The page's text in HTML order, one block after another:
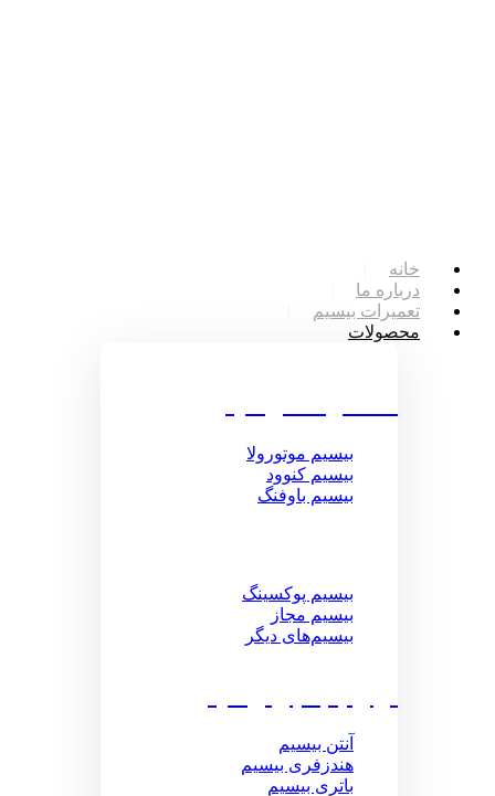
خانه
درباره ما
تعمیرات بیسیم
محصولات
بیسیم موتورولا
بیسیم کنوود
بیسیم باوفنگ
بیسیم پوکسینگ
بیسیم مجاز
بیسیم‌های دیگر
آنتن بیسیم
هندزفری بیسیم
باتری بیسیم